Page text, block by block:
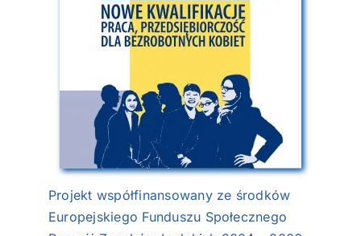
NASI EKSPERCI
SĄD ARBITRAŻOWY
MARKA ŚLĄSKIE
Projekt współfinansowany ze środków
Europejskiego Funduszu Społecznego